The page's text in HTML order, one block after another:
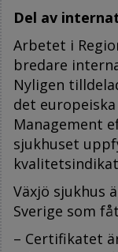
Del av
Arbetet i
bredare
Nyligen
det
Management
sjukhuset
Växjö sjukhus
Sverige som
– Certifikatet